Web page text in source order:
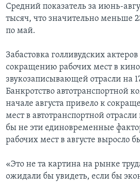
Средний показатель за июнь-
тысяч, что значительно меньше
по май.
Забастовка голливудских
сокращению рабочих мест в
звукозаписывающей отрасли на
Банкротство автотранспортной
начале августа привело к
мест в автотранспортной
бы не эти единовременные
рабочих мест в августе выросло
«Это не та картина на рынке
ожидали бы увидеть, если бы